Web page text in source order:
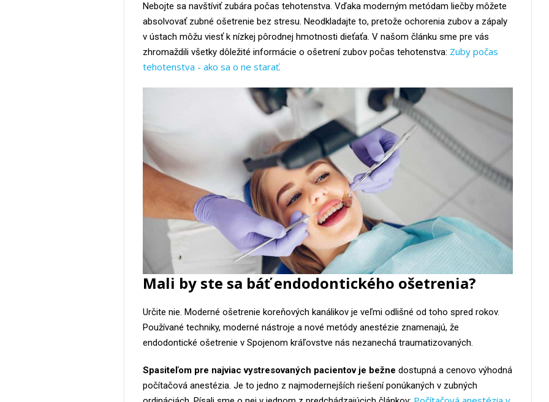
Nebojte sa navštíviť zubára počas tehotenstva. Vďaka moderným metódam liečby môžete
absolvovať zubné ošetrenie bez stresu. Neodkladajte to, pretože ochorenia zubov a zápaly
v ústach môžu viesť k nízkej pôrodnej hmotnosti dieťaťa. V našom článku sme pre vás
zhromaždili všetky dôležité informácie o ošetrení zubov počas tehotenstva: Zuby počas
tehotenstva - ako sa o ne starať.
Mali by ste sa báť endodontického ošetrenia?
Určite nie. Moderné ošetrenie koreňových kanálikov je veľmi odlišné od toho spred rokov.
Používané techniky, moderné nástroje a nové metódy anestézie znamenajú, že
endodontické ošetrenie v Spojenom kráľovstve nás nezanechá traumatizovaných.
Spasiteľom pre najviac vystresovaných pacientov je bežne dostupná a cenovo výhodná
počítačová anestézia. Je to jedno z najmodernejších riešení ponúkaných v zubných